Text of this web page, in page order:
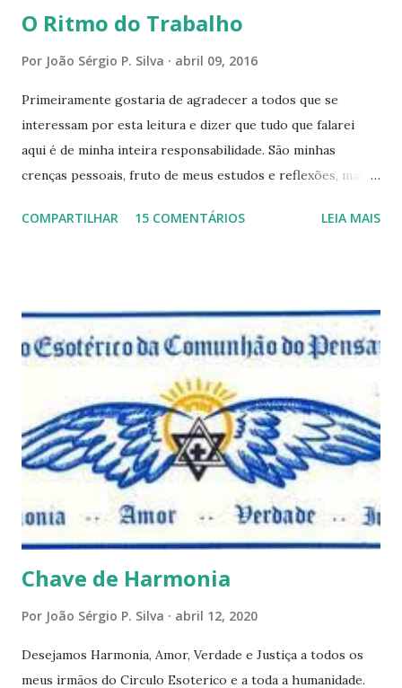
O Ritmo do Trabalho
Por João Sérgio P. Silva abril 09, 2016
Primeiramente gostaria de agradecer a todos que se
interessam por esta leitura e dizer que tudo que falarei
aqui é de minha inteira responsabilidade. São minhas
crenças pessoais, fruto de meus estudos e reflexões, mas
porque nem mesmo eu as tenho desta forma. Eu vos
e talvez contraditória a sua própria visão. Durante todo
este mês estaremos debatendo este tema e gostaríamos de
convida-lo a deixar seus comentários e reflexões no final
do texto clicando em novo comentário e acompanhar as
respostas e sugestões dos demais. Não estranhem o fato
de que teremos mais perguntas do que respostas, mais
reflexões do que formulações prontas, pois as perguntas
parecem contribuir mais para o aprendizado do que as
afirmações. Quem de nós pode de fato afirmar alguma coi...
COMPARTILHAR 15 COMENTÁRIOS LEIA MAIS
Chave de Harmonia
Por João Sérgio P. Silva abril 12, 2020
Desejamos Harmonia, Amor, Verdade e Justiça a todos os
meus irmãos do Circulo Esoterico e a toda a humanidade.